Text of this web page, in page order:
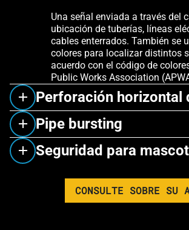
Una señal enviada a través del
ubicación de tuberías, líneas
cables enterrados. También se
colores para localizar distintos
acuerdo con el código de
Public Works Association
Perforación horizontal
Pipe bursting
Seguridad para
CONSULTE SOBRE SU